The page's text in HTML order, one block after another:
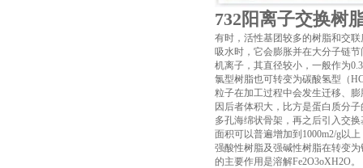
732阳离子交换树
有时，活性基团较多的树脂和交
吸水时，它会膨胀并在大分子链
机离子，其直径较小，一般作为
氯型树脂也可转变为碳酸氢型（
粒子在加工过程中会发生迁移、
因后者体积大，比方是蛋白质分
多孔海绵状骨架，再之后引入交
面积可以普遍增加到1000m2/g以
强酸性树脂及强碱性树脂在转变
的主要作用是溶解Fe2O3oXH2O。